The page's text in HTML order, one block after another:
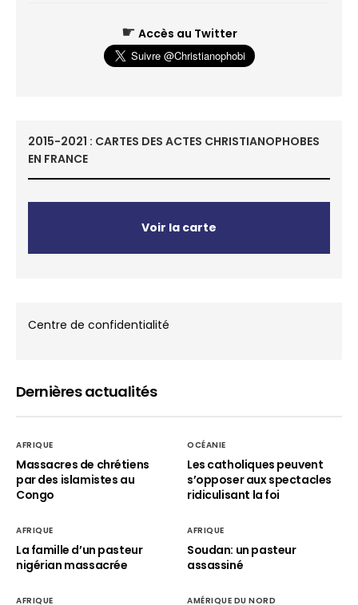
☛ Accès au Twitter
2015-2021 : CARTES DES ACTES CHRISTIANOPHOBES
EN FRANCE
Voir la carte
Centre de confidentialité
Dernières actualités
AFRIQUE
Massacres de chrétiens
par des islamistes au
Congo
OCÉANIE
Les catholiques peuvent
s’opposer aux spectacles
ridiculisant la foi
AFRIQUE
La famille d’un pasteur
nigérian massacrée
AFRIQUE
Soudan: un pasteur
assassiné
AFRIQUE AMÉRIQUE DU NORD